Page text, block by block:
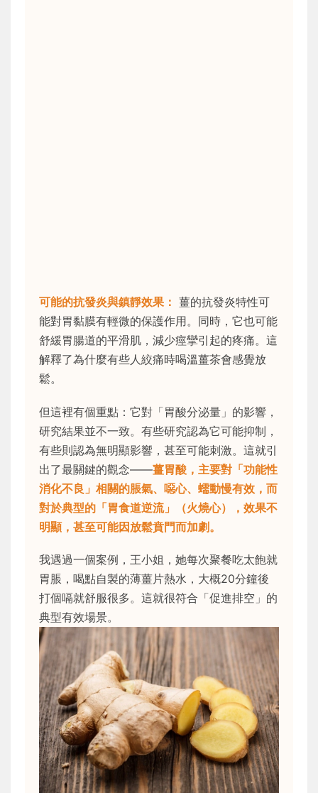
可能的抗發炎與鎮靜效果： 薑的抗發炎特性可
能對胃黏膜有輕微的保護作用。同時，它也可能
舒緩胃腸道的平滑肌，減少痙攣引起的疼痛。這
解釋了為什麼有些人絞痛時喝溫薑茶會感覺放
鬆。
但這裡有個重點：它對「胃酸分泌量」的影響，
研究結果並不一致。有些研究認為它可能抑制，
有些則認為無明顯影響，甚至可能刺激。這就引
出了最關鍵的觀念——薑胃酸，主要對「功能性
消化不良」相關的脹氣、噁心、蠕動慢有效，而
對於典型的「胃食道逆流」（火燒心），效果不
明顯，甚至可能因放鬆賁門而加劇。
我遇過一個案例，王小姐，她每次聚餐吃太飽就
胃脹，喝點自製的薄薑片熱水，大概20分鐘後
打個嗝就舒服很多。這就很符合「促進排空」的
典型有效場景。